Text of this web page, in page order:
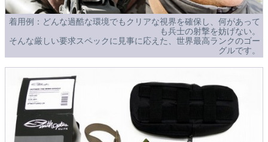
着用例：どんな過酷な環境でもクリアな視界を確保し、何があって
も兵士の射撃を妨げない。
そんな厳しい要求スペックに見事に応えた、世界最高ランクのゴー
グルです。